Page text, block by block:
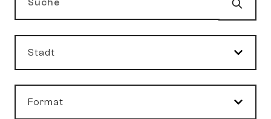
Suche
Stadt
Format